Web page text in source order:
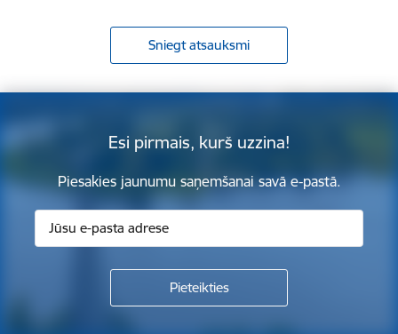
Sniegt atsauksmi
Esi pirmais, kurš uzzina!
Piesakies jaunumu saņemšanai savā e-pastā.